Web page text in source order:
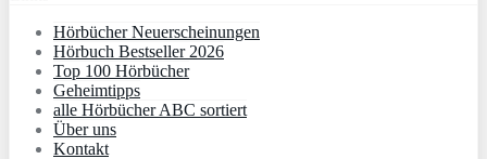
Hörbücher Neuerscheinungen
Hörbuch Bestseller 2026
Top 100 Hörbücher
Geheimtipps
alle Hörbücher ABC sortiert
Über uns
Kontakt